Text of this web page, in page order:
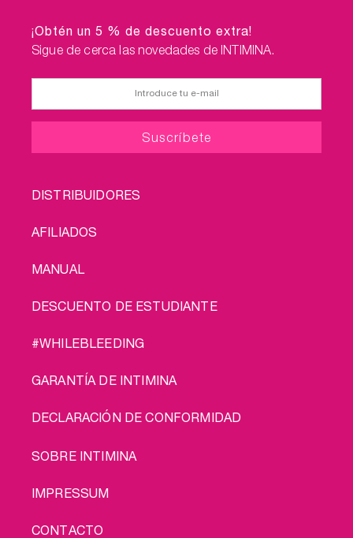
¡Obtén un 5 % de descuento extra!
Sigue de cerca las novedades de INTIMINA.
FOOTER
DISTRIBUIDORES
AFILIADOS
MANUAL
DESCUENTO DE ESTUDIANTE
#WHILEBLEEDING
GARANTÍA DE INTIMINA
DECLARACIÓN DE CONFORMIDAD
LEGAL
SOBRE INTIMINA
IMPRESSUM
CONTACTO